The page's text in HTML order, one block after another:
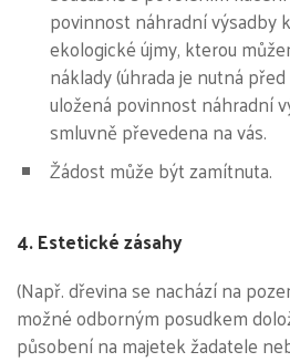
povinnost náhradní výsadby
ekologické újmy, kterou
náklady (úhrada je nutná
uložená povinnost náhradní
smluvně převedena na vás.
Žádost může být zamítnuta.
4. Estetické zásahy
(Např. dřevina se nachází na
možné odborným posudkem
působení na majetek žadatele